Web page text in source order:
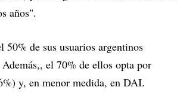
años".
50% de sus usuarios argentinos
Además,, el 70% de ellos opta por
y, en menor medida, en DAI.